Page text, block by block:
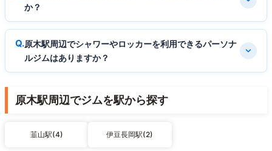
か？
原木駅周辺でシャワーやロッカーを利用できるパーソナ
ルジムはありますか？
原木駅周辺でジムを駅から探す
韮山駅(4) 伊豆長岡駅(2)